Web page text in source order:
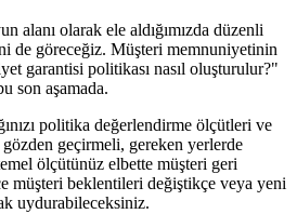
alanı olarak ele aldığımızda düzenli
de göreceğiz. Müşteri memnuniyetinin
garantisi politikası nasıl oluşturulur?"
son aşamada.
politika değerlendirme ölçütleri ve
geçirmeli, gereken yerlerde
ölçütünüz elbette müşteri geri
müşteri beklentileri değiştikçe veya yeni
uydurabileceksiniz.